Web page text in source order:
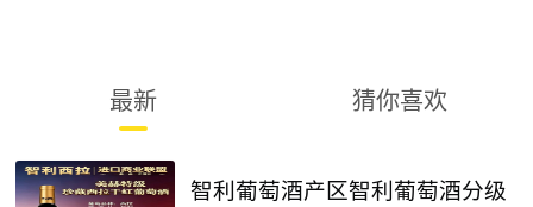
最新 猜你喜欢
智利葡萄酒产区智利葡萄酒分级